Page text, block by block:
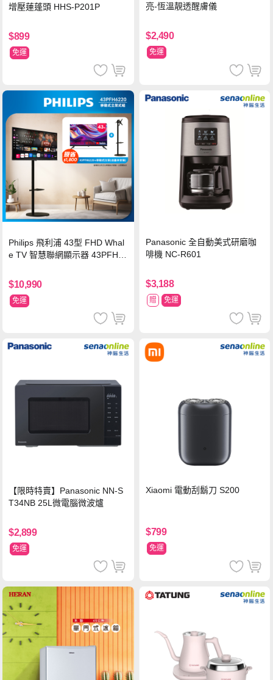
增壓蓮蓬頭 HHS-P201P
$899
免運
亮-恆溫靚透醒膚儀
$2,490
免運
Philips 飛利浦 43型 FHD Whal
e TV 智慧聯網顯示器 43PFH6
$10,990
免運
Panasonic 全自動美式研磨咖
啡機 NC-R601
$3,188
贈 免運
【限時特賣】Panasonic NN-S
T34NB 25L微電腦微波爐
$2,899
免運
Xiaomi 電動刮鬍刀 S200
$799
免運